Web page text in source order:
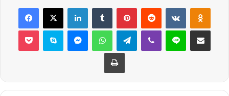
Facebook
X LinkedInTumblr PinterestReddit VKontakte
Pocket Skype MessengerWhatsAppTelegramViber Line E-Posta ile
Yazdır